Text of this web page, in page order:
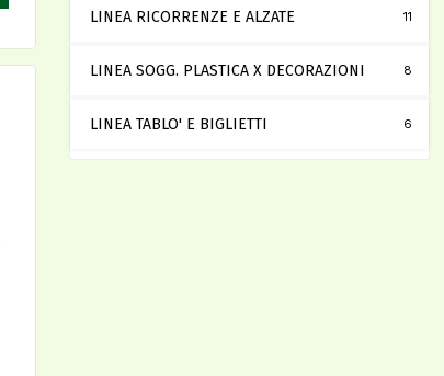
LINEA RICORRENZE E ALZATE 11
LINEA SOGG. PLASTICA X DECORAZIONI 8
LINEA TABLO' E BIGLIETTI 6